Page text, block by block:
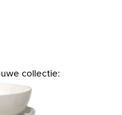
collectie: